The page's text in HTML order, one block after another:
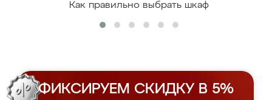
Как правильно выбрать шкаф
ФИКСИРУЕМ СКИДКУ В 5%